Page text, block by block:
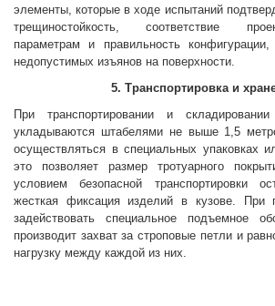
элементы, которые в ходе испытаний
трещиностойкость, соответствие
параметрам и правильность
недопустимых изъянов на поверхности.
5. Транспортировка и
При транспортировании и
укладываются штабелями не выше 1,5
осуществляться в специальных упаковках
это позволяет размер тротуарного
условием безопасной транспортировки
жесткая фиксация изделий в кузове. При
задействовать специальное подъемное
производит захват за строповые петли и
нагрузку между каждой из них.